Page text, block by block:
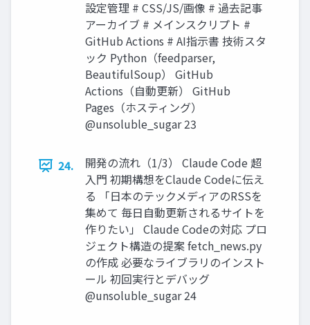
設定管理 # CSS/JS/画像 # 過去記事
アーカイブ # メインスクリプト #
GitHub Actions # AI指示書 技術スタ
ック Python（feedparser,
BeautifulSoup） GitHub
Actions（自動更新） GitHub
Pages（ホスティング）
@unsoluble_sugar 23
24.
開発の流れ（1/3） Claude Code 超
入門 初期構想をClaude Codeに伝え
る 「日本のテックメディアのRSSを
集めて 毎日自動更新されるサイトを
作りたい」 Claude Codeの対応 プロ
ジェクト構造の提案 fetch_news.py
の作成 必要なライブラリのインスト
ール 初回実行とデバッグ
@unsoluble_sugar 24